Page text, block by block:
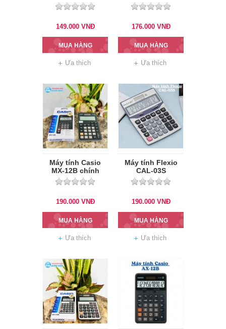
149.000 VNĐ
MUA HÀNG
Ưa thích
176.000 VNĐ
MUA HÀNG
Ưa thích
Máy tính Casio
MX-12B chính
hãng
190.000 VNĐ
MUA HÀNG
Ưa thích
Máy tính Flexio
CAL-03S
190.000 VNĐ
MUA HÀNG
Ưa thích